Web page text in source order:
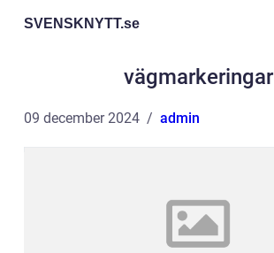
SVENSKNYTT.se
vägmarkeringar
09 december 2024 admin